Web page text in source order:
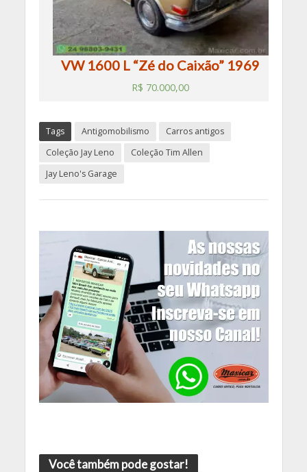
VW 1600 L “Zé do Caixão” 1969
R$ 70.000,00
Tags Antigomobilismo
Carros antigos
Coleção Jay Leno
Coleção Tim Allen
Jay Leno's Garage
Você também pode gostar!